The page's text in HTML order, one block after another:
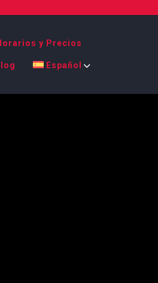
y Precios
Español